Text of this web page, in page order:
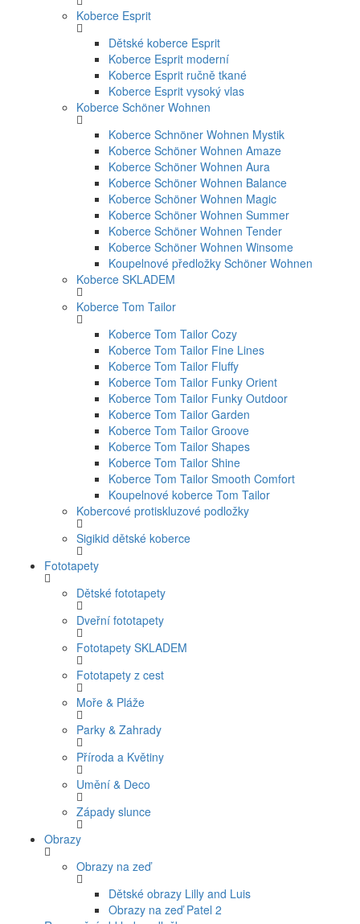
Koberce Esprit
Dětské koberce Esprit
Koberce Esprit moderní
Koberce Esprit ručně tkané
Koberce Esprit vysoký vlas
Koberce Schöner Wohnen
Koberce Schnöner Wohnen Mystik
Koberce Schöner Wohnen Amaze
Koberce Schöner Wohnen Aura
Koberce Schöner Wohnen Balance
Koberce Schöner Wohnen Magic
Koberce Schöner Wohnen Summer
Koberce Schöner Wohnen Tender
Koberce Schöner Wohnen Winsome
Koupelnové předložky Schöner Wohnen
Koberce SKLADEM
Koberce Tom Tailor
Koberce Tom Tailor Cozy
Koberce Tom Tailor Fine Lines
Koberce Tom Tailor Fluffy
Koberce Tom Tailor Funky Orient
Koberce Tom Tailor Funky Outdoor
Koberce Tom Tailor Garden
Koberce Tom Tailor Groove
Koberce Tom Tailor Shapes
Koberce Tom Tailor Shine
Koberce Tom Tailor Smooth Comfort
Koupelnové koberce Tom Tailor
Kobercové protiskluzové podložky
Sigikid dětské koberce
Fototapety
Dětské fototapety
Dveřní fototapety
Fototapety SKLADEM
Fototapety z cest
Moře & Pláže
Parky & Zahrady
Příroda a Květiny
Umění & Deco
Západy slunce
Obrazy
Obrazy na zeď
Dětské obrazy Lilly and Luis
Obrazy na zeď Patel 2